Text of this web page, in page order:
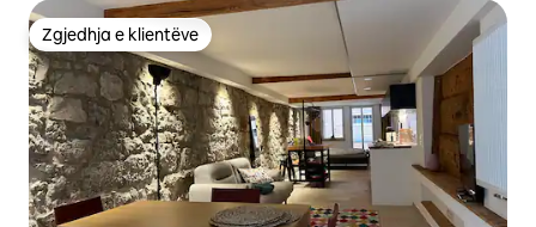
Zgjedhja e klientëve
Zgjedhja e klientëve